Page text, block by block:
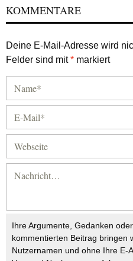
KOMMENTARE
Deine E-Mail-Adresse wird
Felder sind mit* markiert
Ihre Argumente, Gedanken
kommentierten Beitrag bringen
Nutzernamen und ohne Ihre E-